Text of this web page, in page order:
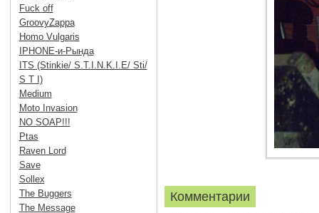
Комментарии
Fuck off
GroovyZappa
Homo Vulgaris
IPHONE-и-Рында
ITS (Stinkie/ S.T.I.N.K.I.E/ Sti/
S T I)
Medium
Moto Invasion
NO SOAP!!!
Ptas
Raven Lord
Save
Sollex
The Buggers
The Message